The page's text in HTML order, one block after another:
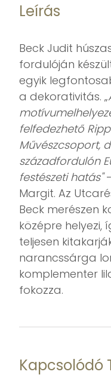
Leírás
Beck Judit
fordulóján
egyik
a dekorativitás. „
felfedezhető
Művészcsoport,
századfordulón
festészeti hatás"-
Margit. Az
Beck merészen
középre helyezi,
teljesen
narancssárga
komplementer
fokozza.
Kapcsolódó